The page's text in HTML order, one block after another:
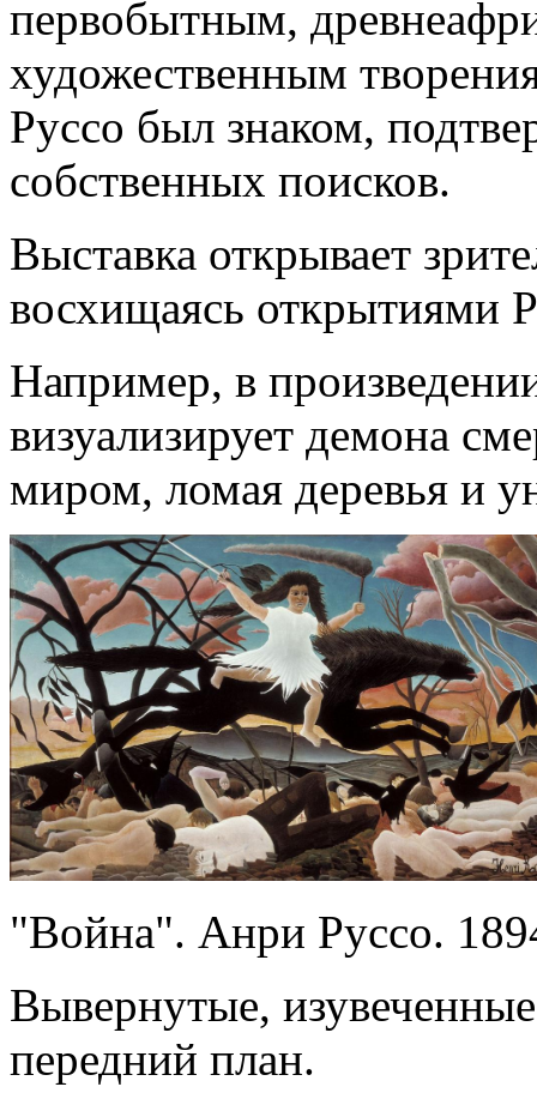
первобытным,
художественным
Руссо был знаком,
собственных поисков.
Выставка открывает
восхищаясь открытиями
Например, в
визуализирует демона
миром, ломая деревья и
"Война". Анри Руссо.
Вывернутые,
передний план.